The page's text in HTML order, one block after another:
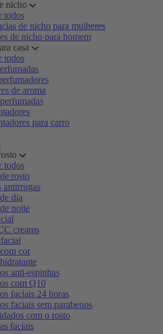
nicho
todos
de nicho para mulheres
de nicho para homem
casa
todos
de aroma
para carro
todos
rosto
antirrugas
dia
noite
creams
cor
anti-espinhas
com Q10
faciais 24 horas
faciais sem parabenos
com o rosto
faciais